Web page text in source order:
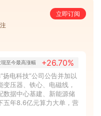
立即订阅
现至今最高涨幅 +26.70%
电科技”公司公告并加以
压器、铁心、电磁线，
数据中心基建、新能源储
五年8.6亿元算力大单，营